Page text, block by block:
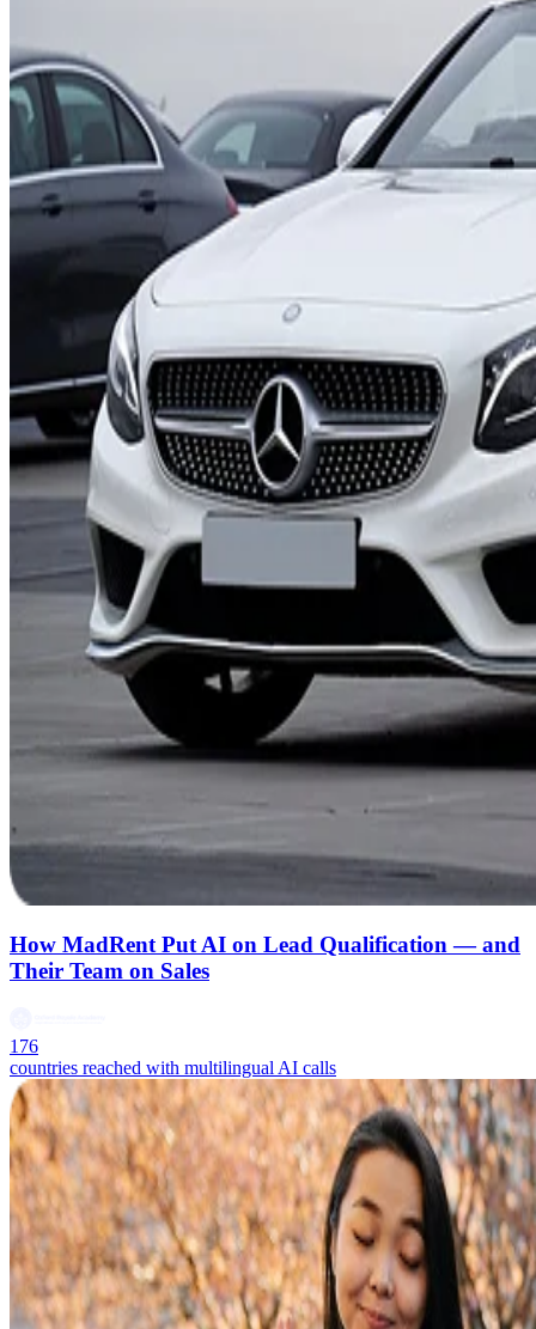
How MadRent Put AI on Lead Qualification — and
Their Team on Sales
176
countries reached with multilingual AI calls